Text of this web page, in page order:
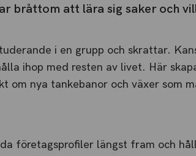
bråttom att lära sig saker och
i en grupp och skrattar.
ihop med resten av livet. Här
om nya tankebanor och växer som
företagsprofiler längst fram och